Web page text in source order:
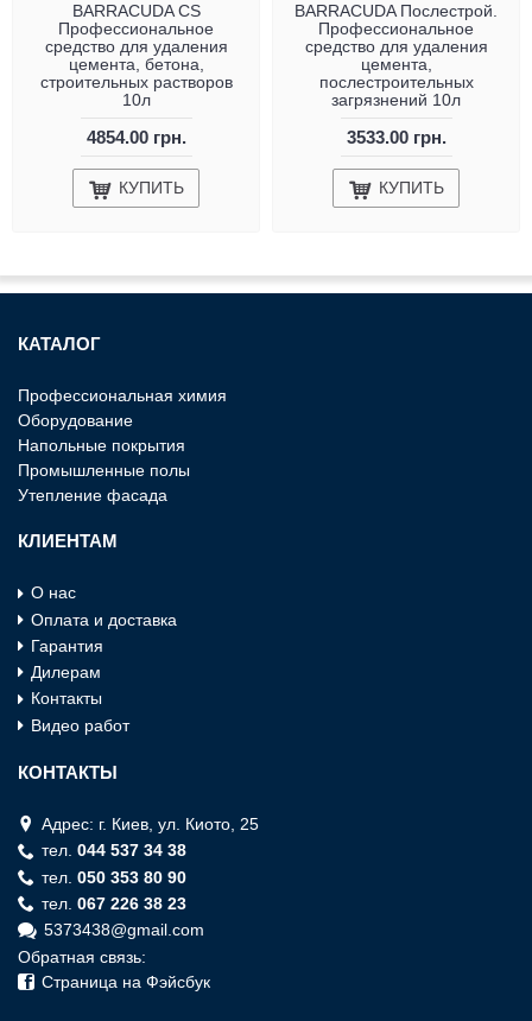
BARRACUDA CS
Профессиональное
средство для удаления
цемента, бетона,
строительных растворов
10л
4854.00 грн.
КУПИТЬ
BARRACUDA Послестрой.
Профессиональное
средство для удаления
цемента,
послестроительных
загрязнений 10л
3533.00 грн.
КУПИТЬ
КАТАЛОГ
Профессиональная химия
Оборудование
Напольные покрытия
Промышленные полы
Утепление фасада
КЛИЕНТАМ
О нас
Оплата и доставка
Гарантия
Дилерам
Контакты
Видео работ
КОНТАКТЫ
Адрес: г. Киев, ул. Киото, 25
тел. 044 537 34 38
тел. 050 353 80 90
тел. 067 226 38 23
5373438@gmail.com
Обратная связь:
Страница на Фэйсбук